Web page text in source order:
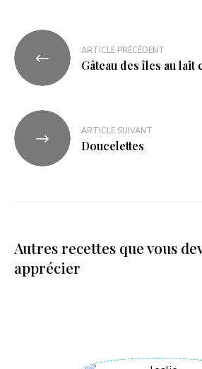
ARTICLE PRÉCÉDENT
Gâteau des îles au
ARTICLE SUIVANT
Doucelettes
Autres recettes que vous
apprécier